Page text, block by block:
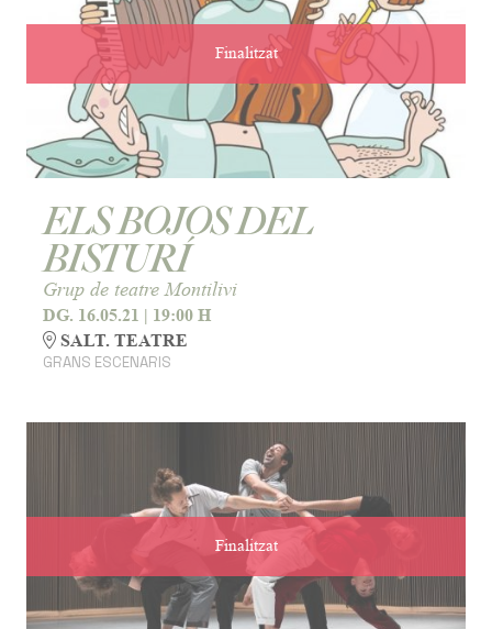
Finalitzat
ELS BOJOS DEL
BISTURÍ
Grup de teatre Montilivi
DG. 16.05.21 | 19:00 H
SALT. TEATRE
GRANS ESCENARIS
Finalitzat